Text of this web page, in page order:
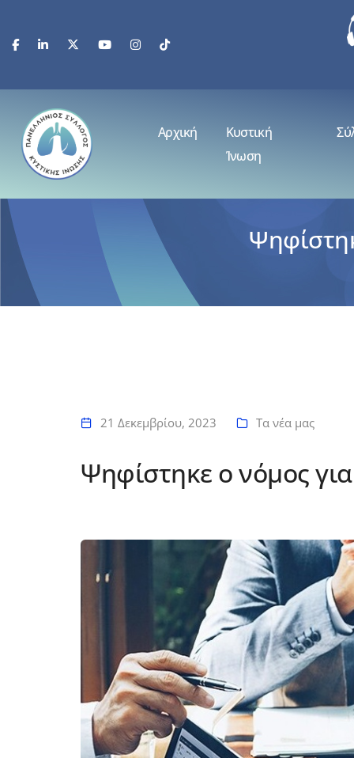
Αρχική
Κυστική
Ίνωση
21 Δεκεμβρίου, 2023 Τα νέα μας
Ψηφίστηκε ο νόμος